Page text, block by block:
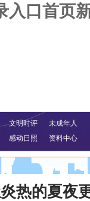
入口首页
文明时评
未成年人
感动日照 资料中心
热的夏夜